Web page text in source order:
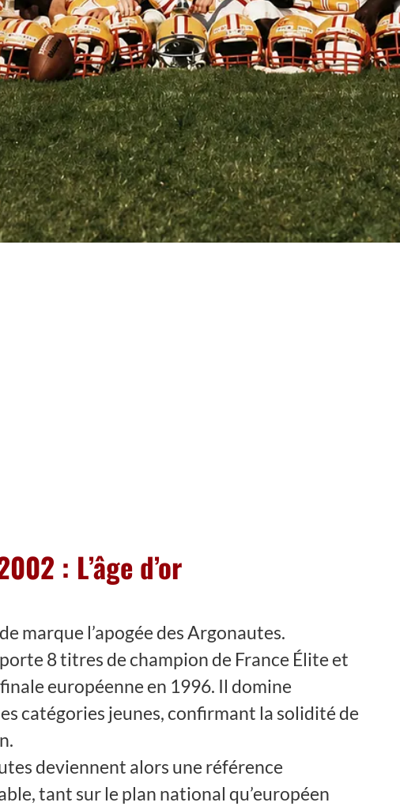
: L’âge d’or
marque l’apogée des Argonautes.
8 titres de champion de France Élite et
européenne en 1996. Il domine
catégories jeunes, confirmant la solidité de
deviennent alors une référence
tant sur le plan national qu’européen